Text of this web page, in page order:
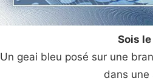
Sois
Un geai bleu posé sur une
dans une